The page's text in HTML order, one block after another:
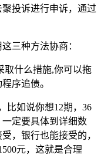
投诉进行申诉，通过
三种方法协商：
取什么措施,你可以拖
序追债。
比如说你想12期，36
定要具体到详细数
，银行也能接受的，
元，这就是合理